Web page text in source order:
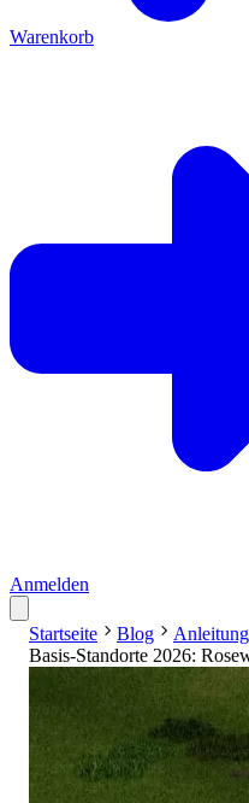
Warenkorb
Anmelden
Startseite Blog
Basis-Standorte 2026: